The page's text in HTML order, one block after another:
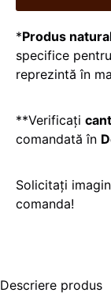
*Produs
specifice
reprezintă în
**Verificați
comandată în
Solicitați
comanda!
Descriere produs